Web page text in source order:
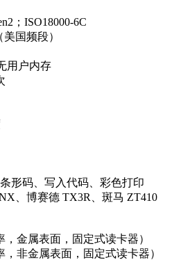
；ISO18000-6C
国频段）
用户内存
形码、写入代码、彩色打印
、博赛德 TX3R、斑马 ZT410
金属表面，固定式读卡器）
非金属表面，固定式读卡器）